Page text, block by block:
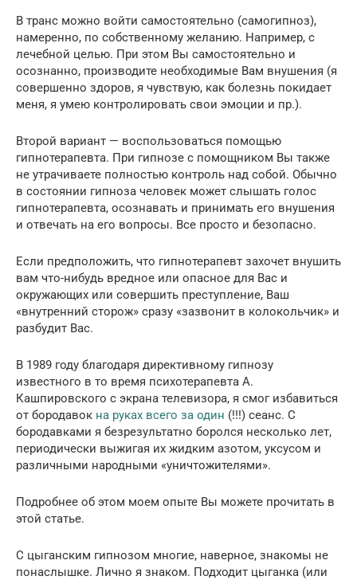
В транс можно войти самостоятельно (самогипноз),
намеренно, по собственному желанию. Например, с
лечебной целью. При этом Вы самостоятельно и
осознанно, производите необходимые Вам внушения (я
совершенно здоров, я чувствую, как болезнь покидает
меня, я умею контролировать свои эмоции и пр.).
Второй вариант — воспользоваться помощью
гипнотерапевта. При гипнозе с помощником Вы также
не утрачиваете полностью контроль над собой. Обычно
в состоянии гипноза человек может слышать голос
гипнотерапевта, осознавать и принимать его внушения
и отвечать на его вопросы. Все просто и безопасно.
Если предположить, что гипнотерапевт захочет внушить
вам что-нибудь вредное или опасное для Вас и
окружающих или совершить преступление, Ваш
«внутренний сторож» сразу «зазвонит в колокольчик» и
разбудит Вас.
В 1989 году благодаря директивному гипнозу
известного в то время психотерапевта А.
Кашпировского с экрана телевизора, я смог избавиться
от бородавок на руках всего за один (!!!) сеанс. С
бородавками я безрезультатно боролся несколько лет,
периодически выжигая их жидким азотом, уксусом и
различными народными «уничтожителями».
Подробнее об этом моем опыте Вы можете прочитать в
этой статье.
С цыганским гипнозом многие, наверное, знакомы не
понаслышке. Лично я знаком. Подходит цыганка (или